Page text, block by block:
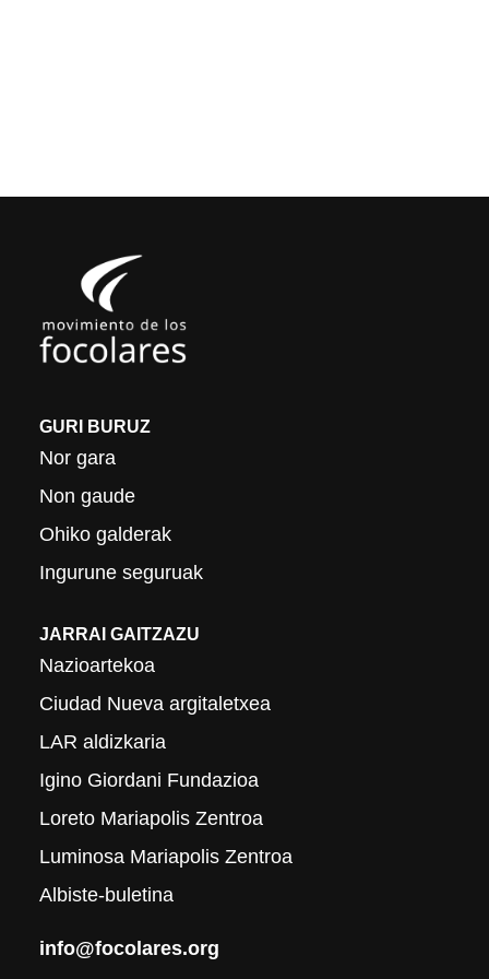
GURI BURUZ
Nor gara
Non gaude
Ohiko galderak
Ingurune seguruak
JARRAI GAITZAZU
Nazioartekoa
Ciudad Nueva argitaletxea
LAR aldizkaria
Igino Giordani Fundazioa
Loreto Mariapolis Zentroa
Luminosa Mariapolis Zentroa
Albiste-buletina
info@focolares.org